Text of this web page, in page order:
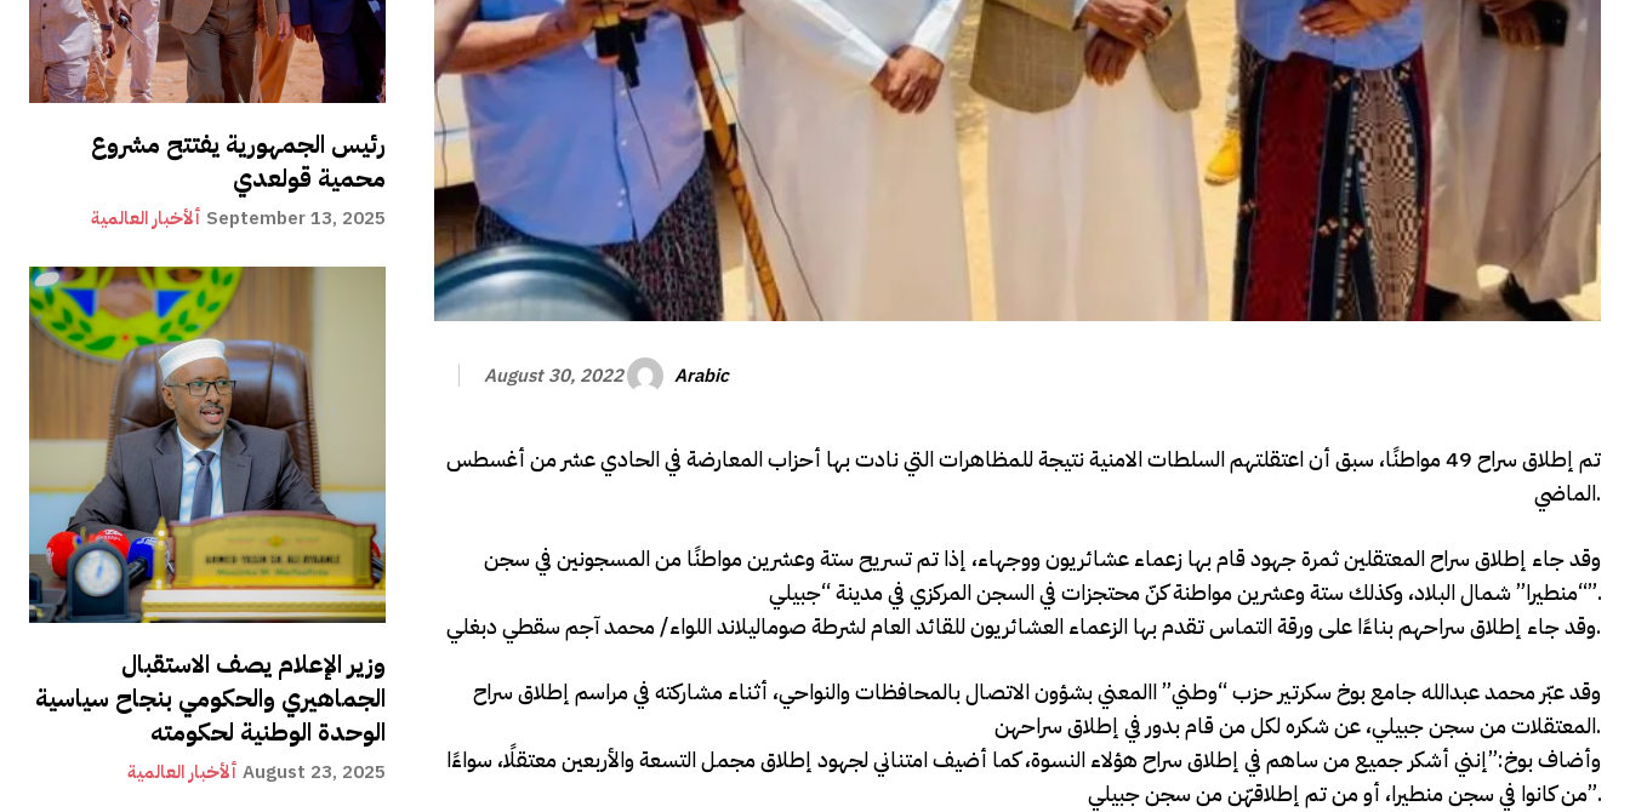
رئيس الجمهورية يفتتح مشروع
محمية قولعدي
ألأخبار العالمية September 13, 2025
وزير الإعلام يصف الاستقبال
الجماهيري والحكومي بنجاح سياسية
الوحدة الوطنية لحكومته
ألأخبار العالمية August 23, 2025
August 30, 2022 Arabic
تم إطلاق سراح 49 مواطنًا، سبق أن اعتقلتهم السلطات الامنية نتيجة للمظاهرات التي نادت بها أحزاب المعارضة في الحادي عشر من أغسطس
الماضي.
وقد جاء إطلاق سراح المعتقلين ثمرة جهود قام بها زعماء عشائريون ووجهاء، إذا تم تسريح ستة وعشرين مواطنًا من المسجونين في سجن
“منطيرا” شمال البلاد، وكذلك ستة وعشرين مواطنة كنّ محتجزات في السجن المركزي في مدينة “جبيلي”.
وقد جاء إطلاق سراحهم بناءًا على ورقة التماس تقدم بها الزعماء العشائريون للقائد العام لشرطة صوماليلاند اللواء/ محمد آجم سقطي دبغلي.
وقد عبّر محمد عبدالله جامع بوخ سكرتير حزب “وطني” االمعني بشؤون الاتصال بالمحافظات والنواحي، أثناء مشاركته في مراسم إطلاق سراح
المعتقلات من سجن جبيلي، عن شكره لكل من قام بدور في إطلاق سراحهن.
وأضاف بوخ:”إنني أشكر جميع من ساهم في إطلاق سراح هؤلاء النسوة، كما أضيف امتناني لجهود إطلاق مجمل التسعة والأربعين معتقلًا، سواءًا
من كانوا في سجن منطيرا، أو من تم إطلاقهّن من سجن جبيلي”.